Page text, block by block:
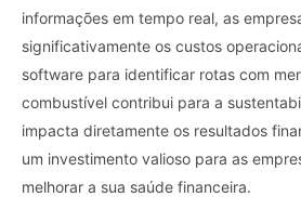
informações em tempo real, as
significativamente os custos
software para identificar rotas com
combustível contribui para a
impacta diretamente os resultados
um investimento valioso para as
melhorar a sua saúde financeira.